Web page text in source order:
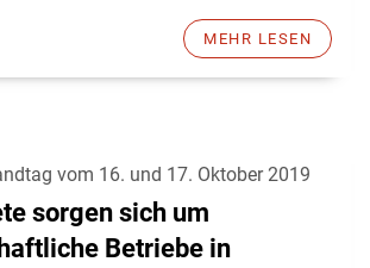
MEHR LESEN
vom 16. und 17. Oktober 2019
sorgen sich um
Betriebe in